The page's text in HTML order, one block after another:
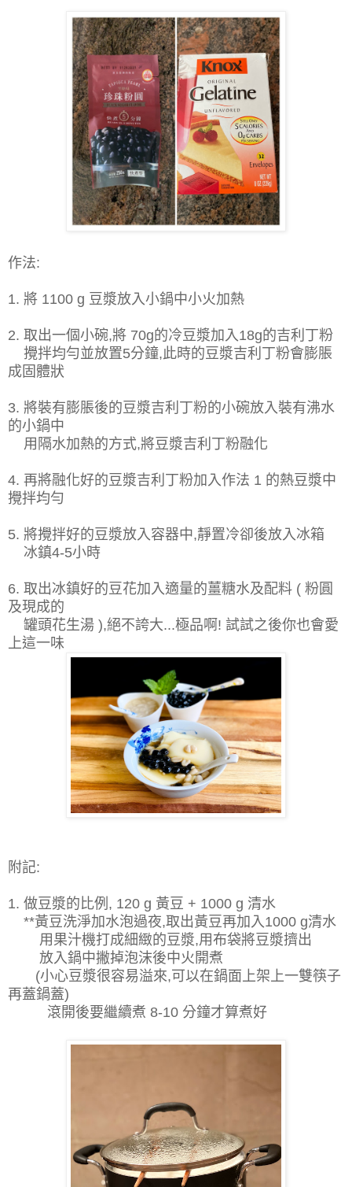
作法:
1. 將 1100 g 豆漿放入小鍋中小火加熱
2. 取出一個小碗,將 70g的冷豆漿加入18g的吉利丁粉
攪拌均勻並放置5分鐘,此時的豆漿吉利丁粉會膨脹
成固體狀
3. 將裝有膨脹後的豆漿吉利丁粉的小碗放入裝有沸水
的小鍋中
用隔水加熱的方式,將豆漿吉利丁粉融化
4. 再將融化好的豆漿吉利丁粉加入作法 1 的熱豆漿中
攪拌均勻
5. 將攪拌好的豆漿放入容器中,靜置冷卻後放入冰箱
冰鎮4-5小時
6. 取出冰鎮好的豆花加入適量的薑糖水及配料 ( 粉圓
及現成的
罐頭花生湯 ),絕不誇大...極品啊! 試試之後你也會愛
上這一味
附記:
1. 做豆漿的比例, 120 g 黃豆 + 1000 g 清水
**黃豆洗淨加水泡過夜,取出黃豆再加入1000 g清水
用果汁機打成細緻的豆漿,用布袋將豆漿擠出
放入鍋中撇掉泡沫後中火開煮
(小心豆漿很容易溢來,可以在鍋面上架上一雙筷子
再蓋鍋蓋)
滾開後要繼續煮 8-10 分鐘才算煮好